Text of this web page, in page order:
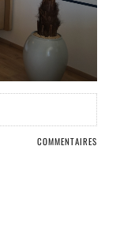
COMMENTAIRES